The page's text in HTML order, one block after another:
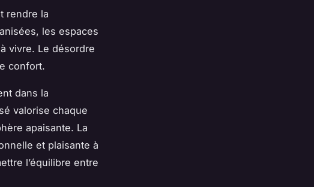
rendre la
les espaces
vivre. Le désordre
confort.
dans la
valorise chaque
apaisante. La
et plaisante à
l’équilibre entre